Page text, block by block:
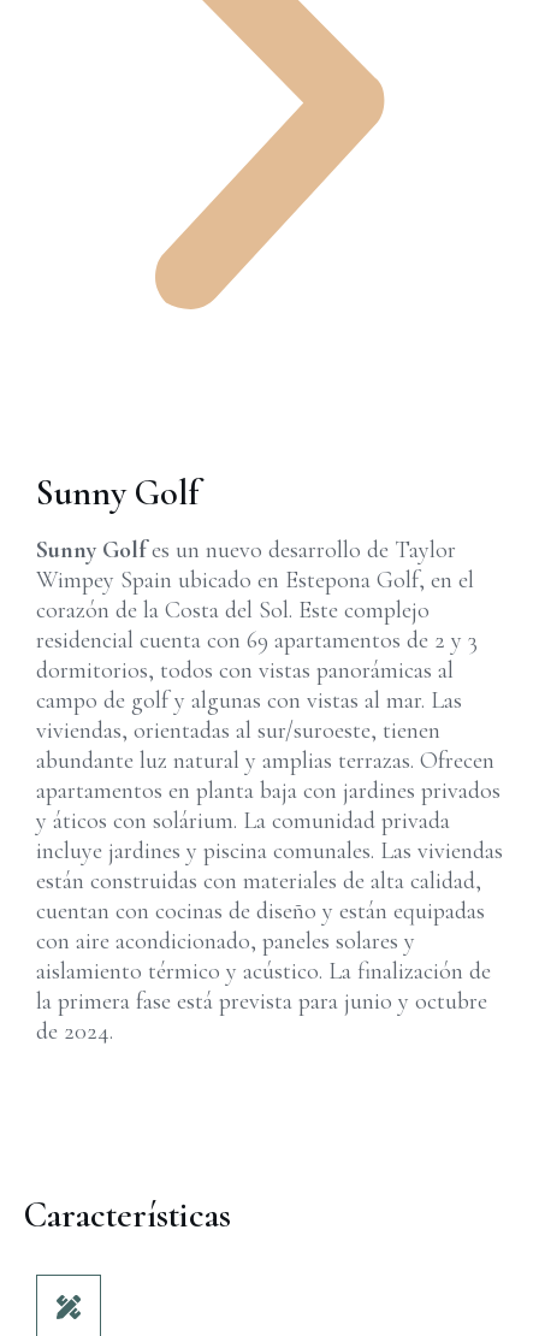
Sunny Golf
Sunny Golfes un nuevo desarrollo de Taylor
Wimpey Spain ubicado en Estepona Golf, en el
corazón de la Costa del Sol. Este complejo
residencial cuenta con 69 apartamentos de 2 y 3
dormitorios, todos con vistas panorámicas al
campo de golf y algunas con vistas al mar. Las
viviendas, orientadas al sur/suroeste, tienen
abundante luz natural y amplias terrazas. Ofrecen
apartamentos en planta baja con jardines privados
y áticos con solárium. La comunidad privada
incluye jardines y piscina comunales. Las viviendas
están construidas con materiales de alta calidad,
cuentan con cocinas de diseño y están equipadas
con aire acondicionado, paneles solares y
aislamiento térmico y acústico. La finalización de
la primera fase está prevista para junio y octubre
de 2024.
Características